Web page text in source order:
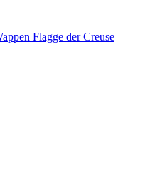
Flagge der Creuse